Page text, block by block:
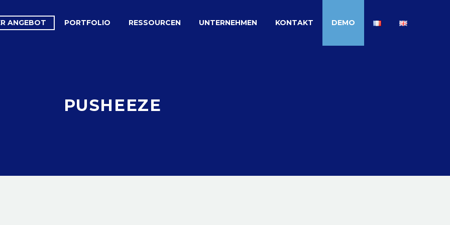
ANGEBOT PORTFOLIO RESSOURCEN UNTERNEHMEN KONTAKT DEMO
PUSHEEZE